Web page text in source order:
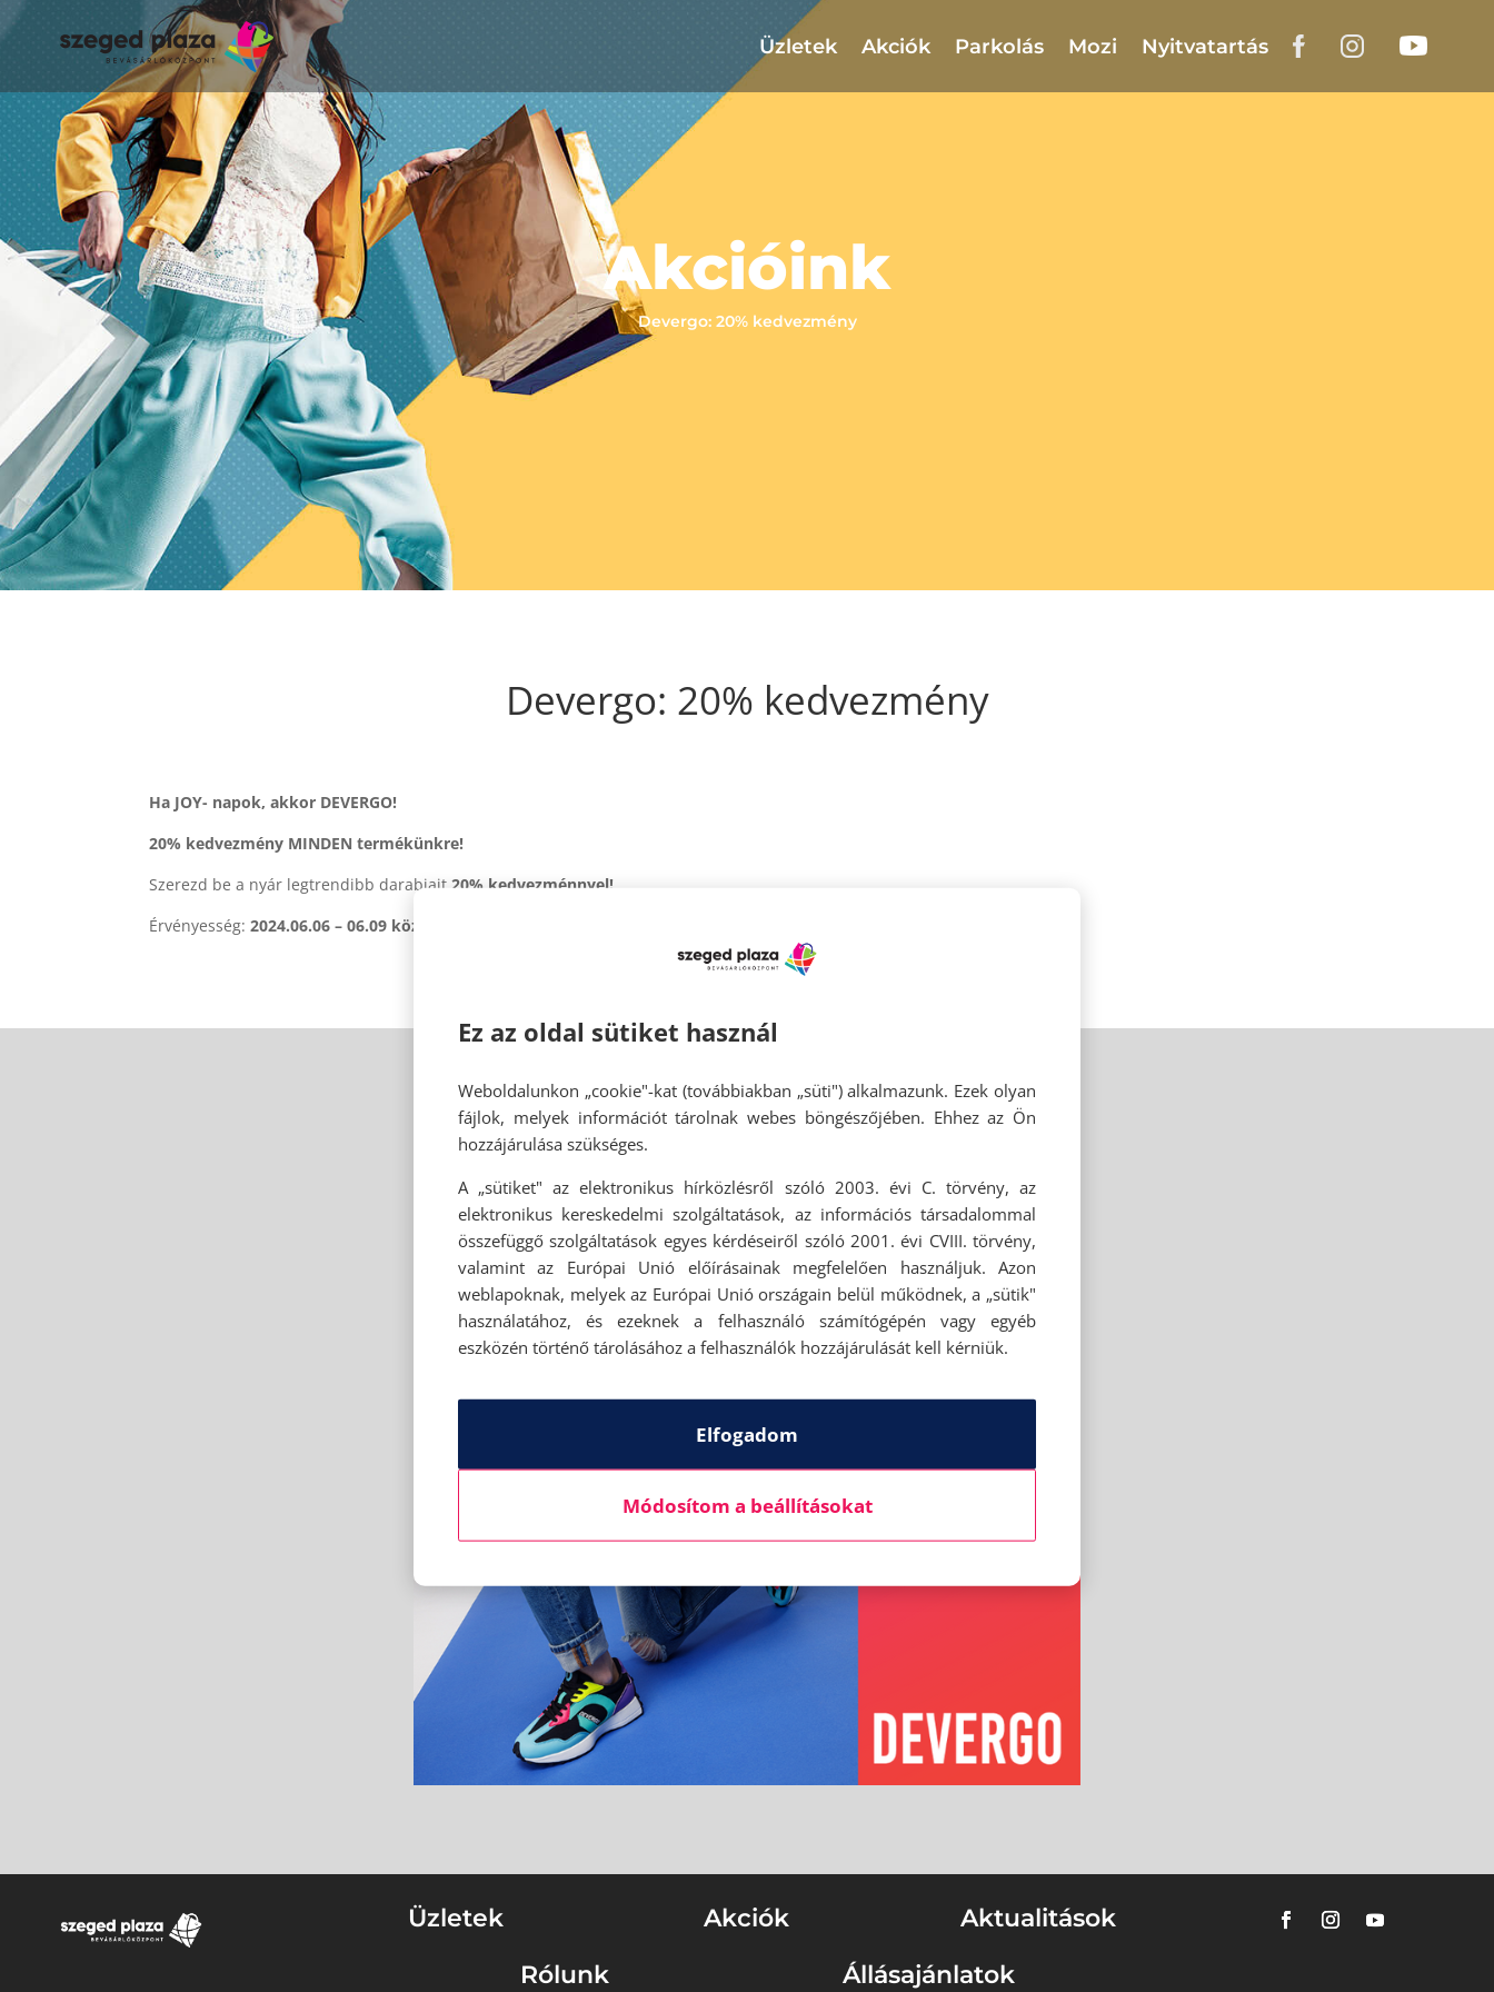
Üzletek Akciók Parkolás Mozi Nyitvatartás
Akcióink
Devergo: 20% kedvezmény
Devergo: 20% kedvezmény
Ha JOY- napok, akkor DEVERGO!
20% kedvezmény MINDEN termékünkre!
Szerezd be a nyár legtrendibb darabjait20% kedvezménnyel!
Érvényesség:2024.06.06 – 06.09 között!
Üzletek Akciók
Aktualitások
Rólunk
Állásajánlatok
Ez az oldal sütiket használ
Weboldalunkon „cookie"-kat (továbbiakban „süti") alkalmazunk. Ezek olyan
fájlok, melyek információt tárolnak webes böngészőjében. Ehhez az Ön
hozzájárulása szükséges.
A „sütiket" az elektronikus hírközlésről szóló 2003. évi C. törvény, az
elektronikus kereskedelmi szolgáltatások, az információs társadalommal
összefüggő szolgáltatások egyes kérdéseiről szóló 2001. évi CVIII. törvény,
valamint az Európai Unió előírásainak megfelelően használjuk. Azon
weblapoknak, melyek az Európai Unió országain belül működnek, a „sütik"
használatához, és ezeknek a felhasználó számítógépén vagy egyéb
eszközén történő tárolásához a felhasználók hozzájárulását kell kérniük.
Elfogadom
Módosítom a beállításokat